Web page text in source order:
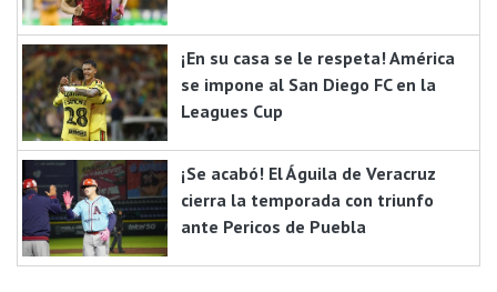
¡En su casa se le respeta! América
se impone al San Diego FC en la
Leagues Cup
¡Se acabó! El Águila de Veracruz
cierra la temporada con triunfo
ante Pericos de Puebla